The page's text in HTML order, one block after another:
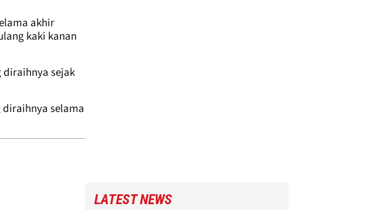
akhir
kaki kanan
diraihnya sejak
selama
LATEST NEWS